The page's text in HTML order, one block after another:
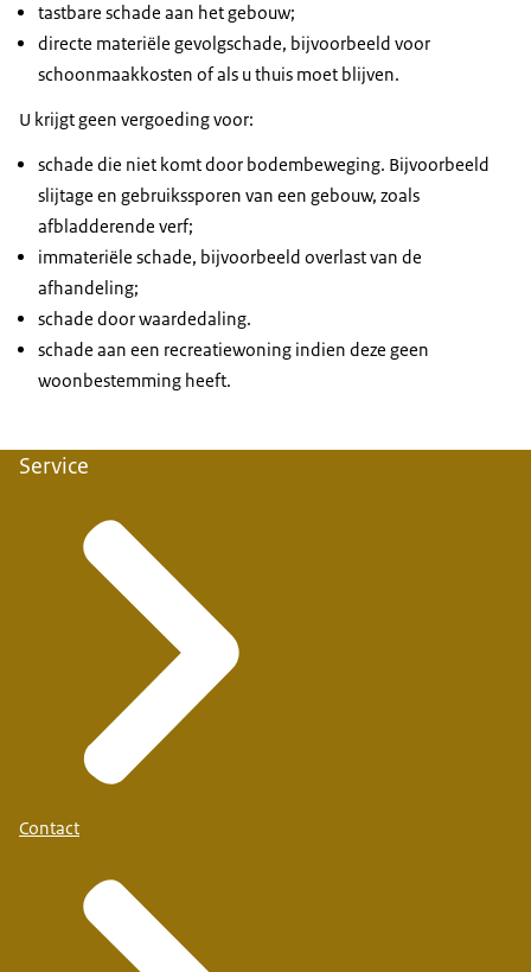
tastbare schade aan het gebouw;
directe materiële gevolgschade, bijvoorbeeld voor
schoonmaakkosten of als u thuis moet blijven.
U krijgt geen vergoeding voor:
schade die niet komt door bodembeweging. Bijvoorbeeld
slijtage en gebruikssporen van een gebouw, zoals
afbladderende verf;
immateriële schade, bijvoorbeeld overlast van de
afhandeling;
schade door waardedaling.
schade aan een recreatiewoning indien deze geen
woonbestemming heeft.
Service
Contact